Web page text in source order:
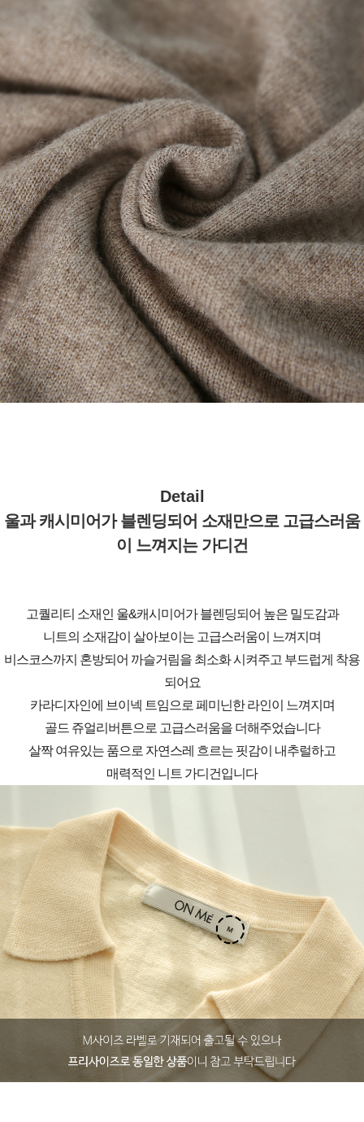
Detail
울과 캐시미어가 블렌딩되어 소재만으로 고급스러움
이 느껴지는 가디건
고퀄리티 소재인 울&캐시미어가 블렌딩되어 높은 밀도감과
니트의 소재감이 살아보이는 고급스러움이 느껴지며
비스코스까지 혼방되어 까슬거림을 최소화 시켜주고 부드럽게 착용
되어요
카라디자인에 브이넥 트임으로 페미닌한 라인이 느껴지며
골드 쥬얼리버튼으로 고급스러움을 더해주었습니다
살짝 여유있는 품으로 자연스레 흐르는 핏감이 내추럴하고
매력적인 니트 가디건입니다